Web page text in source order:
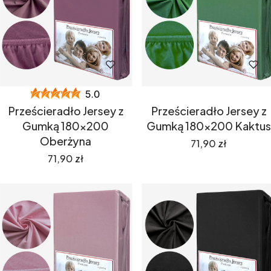
5.0
Prześcieradło Jersey z
Gumką 180x200
Oberżyna
Cena
71,90 zł
Prześcieradło Jersey z
Gumką 180x200 Kaktus
Cena
71,90 zł